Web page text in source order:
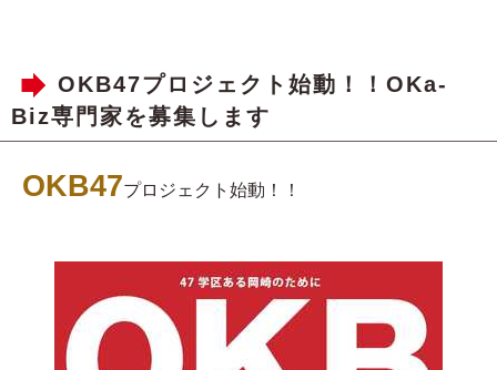
OKB47プロジェクト始動！！OKa-
Biz専門家を募集します
OKB47プロジェクト始動！！